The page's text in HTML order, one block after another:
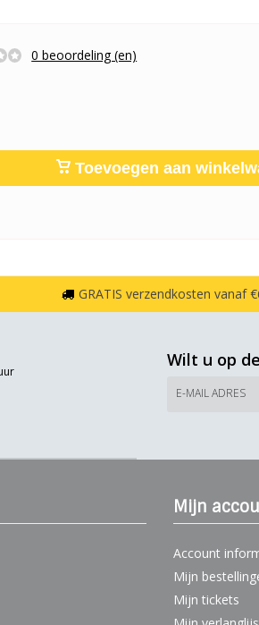
0 beoordeling (en)
Toevoegen aan
GRATIS verzendkosten vanaf
Wilt u op
E-MAIL ADRES
Mijn
Account
Mijn
Mijn tickets